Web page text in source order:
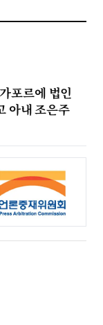
포르에 법인
아내 조은주